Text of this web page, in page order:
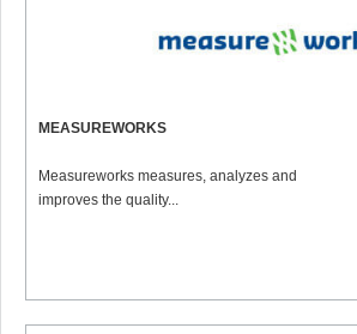
MEASUREWORKS
Measureworks measures, analyzes and
improves the quality...